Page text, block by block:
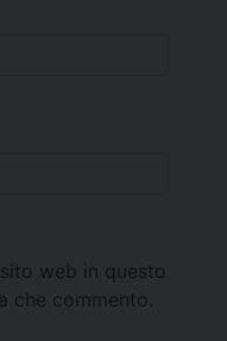
web in questo
che commento.